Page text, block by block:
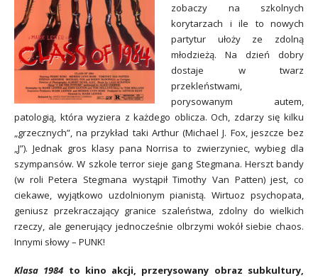
zobaczy na szkolnych
korytarzach i ile to nowych
partytur ułoży ze zdolną
młodzieżą. Na dzień dobry
dostaje w twarz
przekleństwami,
porysowanym autem,
patologią, która wyziera z każdego oblicza. Och, zdarzy się kilku
„grzecznych”, na przykład taki Arthur (Michael J. Fox, jeszcze bez
„J”). Jednak gros klasy pana Norrisa to zwierzyniec, wybieg dla
szympansów. W szkole terror sieje gang Stegmana. Herszt bandy
(w roli Petera Stegmana wystąpił Timothy Van Patten) jest, co
ciekawe, wyjątkowo uzdolnionym pianistą. Wirtuoz psychopata,
geniusz przekraczający granice szaleństwa, zdolny do wielkich
rzeczy, ale generujący jednocześnie olbrzymi wokół siebie chaos.
Innymi słowy – PUNK!
Klasa 1984 to kino akcji, przerysowany obraz subkultury,